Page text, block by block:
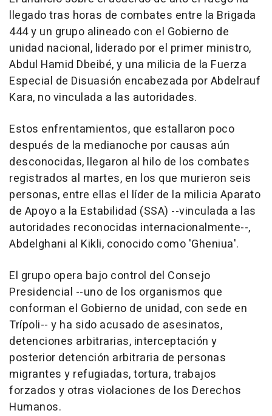
llegado tras horas de combates entre la Brigada
444 y un grupo alineado con el Gobierno de
unidad nacional, liderado por el primer ministro,
Abdul Hamid Dbeibé, y una milicia de la Fuerza
Especial de Disuasión encabezada por Abdelrauf
Kara, no vinculada a las autoridades.
Estos enfrentamientos, que estallaron poco
después de la medianoche por causas aún
desconocidas, llegaron al hilo de los combates
registrados al martes, en los que murieron seis
personas, entre ellas el líder de la milicia Aparato
de Apoyo a la Estabilidad (SSA) --vinculada a las
autoridades reconocidas internacionalmente--,
Abdelghani al Kikli, conocido como 'Gheniua'.
El grupo opera bajo control del Consejo
Presidencial --uno de los organismos que
conforman el Gobierno de unidad, con sede en
Trípoli-- y ha sido acusado de asesinatos,
detenciones arbitrarias, interceptación y
posterior detención arbitraria de personas
migrantes y refugiadas, tortura, trabajos
forzados y otras violaciones de los Derechos
Humanos.